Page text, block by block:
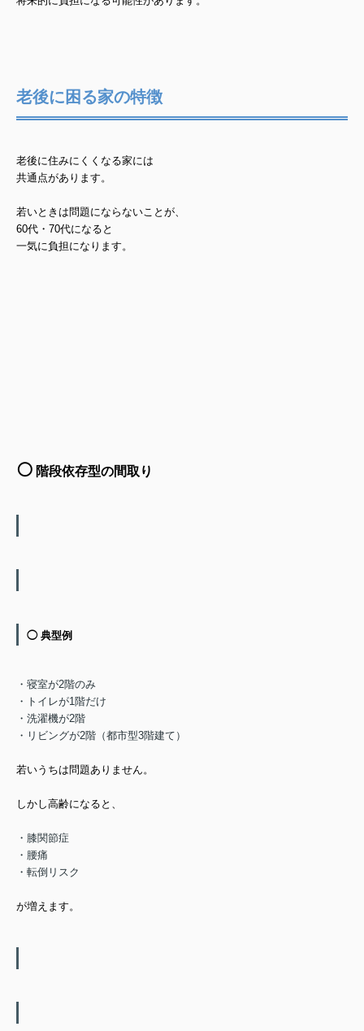
老後に困る家の特徴
老後に住みにくくなる家には
共通点があります。
若いときは問題にならないことが、
60代・70代になると
一気に負担になります。
⚪️ 階段依存型の間取り
◯ 典型例
・寝室が2階のみ
・トイレが1階だけ
・洗濯機が2階
・リビングが2階（都市型3階建て）
若いうちは問題ありません。
しかし高齢になると、
・膝関節症
・腰痛
・転倒リスク
が増えます。